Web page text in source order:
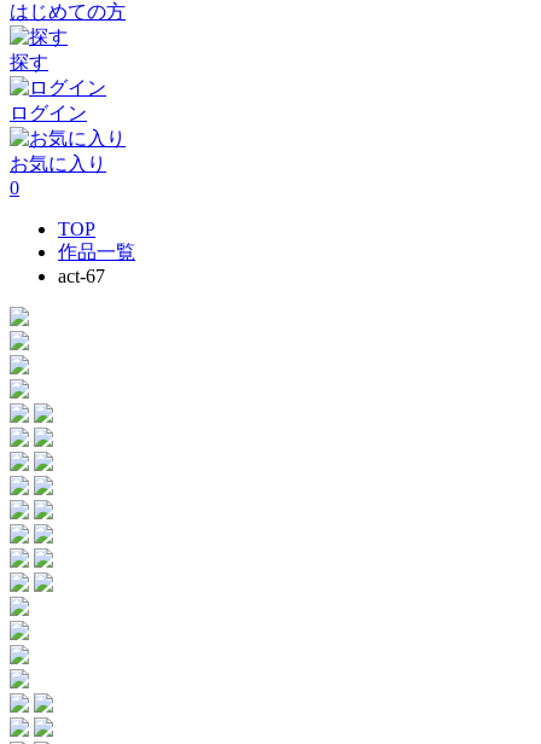
はじめての方
探す
ログイン
お気に入り
0
TOP
作品一覧
act-67